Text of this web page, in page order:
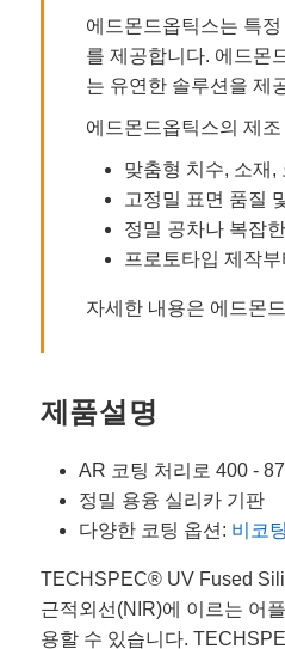
에드몬드옵틱스는 특
를 제공합니다. 에드몬
는 유연한 솔루션을 제
에드몬드옵틱스의 제조
맞춤형 치수, 소재,
고정밀 표면 품질
정밀 공차나 복잡
프로토타입 제작
자세한 내용은 에드몬
제품설명
AR 코팅 처리로 400 -
정밀 용융 실리카 기판
다양한 코팅 옵션: 비코팅
TECHSPEC® UV Fused
근적외선(NIR)에 이르는 어
용할 수 있습니다.